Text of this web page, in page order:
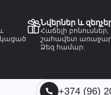
Նվերներ և
Հաճելի
շահավետ
Ձեզ համար:
+374 (96)